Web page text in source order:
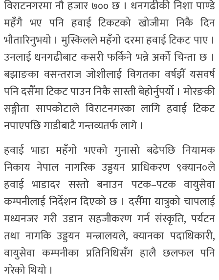
विराटनगरमा नौ हजार ७०० छ । धनगढीकी निशा पाण्डे
महंँगै भए पनि हवाई टिकटको खोजीमा निकै दिन
भौतारिनुभयो । मुस्किलले महँगो दरमा हवाई टिकट पाए ।
उनलाई धनगढीबाट कसरी फर्किने भन्ने अर्को चिन्ता छ ।
बझाङका वसन्तराज जोशीलाई विगतका वर्षझैँ यसवर्ष
पनि दसैँमा टिकट पाउन निकै सास्ती बेहोर्नुपर्यो । मोरङकी
सङ्गीता सापकोटाले विराटनगरका लागि हवाई टिकट
नपाएपछि गाडीबाटै गन्तव्यतर्फ लागे ।
हवाई भाडा महँगो भएको गुनासो बढेपछि नियामक
निकाय नेपाल नागरिक उड्डयन प्राधिकरण ९क्यान०ले
हवाई भाडादर सस्तो बनाउन पटक–पटक वायुसेवा
कम्पनीलाई निर्देशन दिएको छ । दसैँमा यात्रुको चापलाई
मध्यनजर गरी उडान सहजीकरण गर्न संस्कृति, पर्यटन
तथा नागकि उड्डयन मन्त्रालयले, क्यानका पदाधिकारी,
वायुसेवा कम्पनीका प्रतिनिधिसँग हालै छलफल पनि
गरेको थियो ।